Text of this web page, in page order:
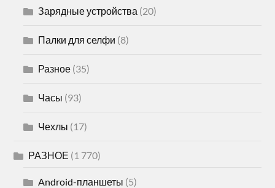
Зарядные устройства (20)
Палки для селфи (8)
Разное (35)
Часы (93)
Чехлы (17)
РАЗНОЕ (1 770)
Android-планшеты (5)